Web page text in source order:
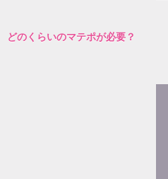
どのくらいのマテポが必要？